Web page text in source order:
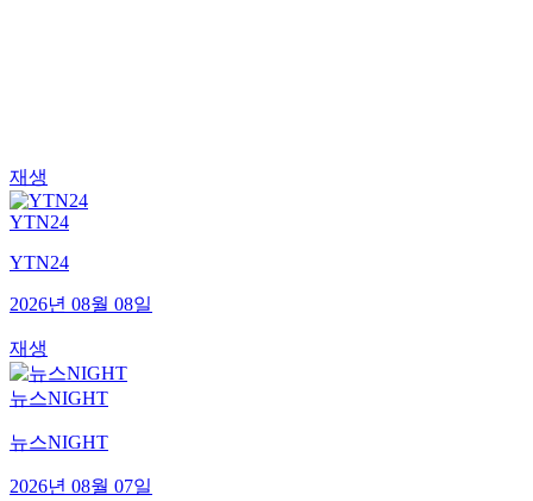
재생
YTN24
YTN24
2026년 08월 08일
재생
뉴스NIGHT
뉴스NIGHT
2026년 08월 07일